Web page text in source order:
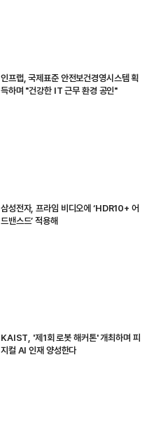
인프랩, 국제표준 안전보건경영시스템 획
득하며 "건강한 IT 근무 환경 공인"
삼성전자, 프라임 비디오에 ‘HDR10+ 어
드밴스드’ 적용해
KAIST, '제1회 로봇 해커톤' 개최하며 피
지컬 AI 인재 양성한다